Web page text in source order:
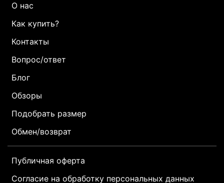
О нас
Как купить?
Контакты
Вопрос/ответ
Блог
Обзоры
Подобрать размер
Обмен/возврат
Публичная оферта
Согласие на обработку персональных данных